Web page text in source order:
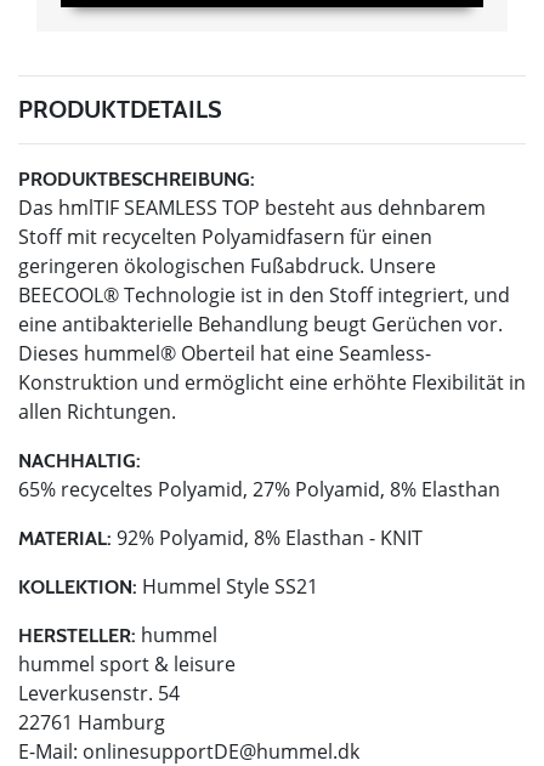
PRODUKTDETAILS
PRODUKTBESCHREIBUNG:
Das hmlTIF SEAMLESS TOP besteht aus dehnbarem
Stoff mit recycelten Polyamidfasern für einen
geringeren ökologischen Fußabdruck. Unsere
BEECOOL® Technologie ist in den Stoff integriert, und
eine antibakterielle Behandlung beugt Gerüchen vor.
Dieses hummel® Oberteil hat eine Seamless-
Konstruktion und ermöglicht eine erhöhte Flexibilität in
allen Richtungen.
NACHHALTIG:
65% recyceltes Polyamid, 27% Polyamid, 8% Elasthan
MATERIAL: 92% Polyamid, 8% Elasthan - KNIT
KOLLEKTION: Hummel Style SS21
HERSTELLER: hummel
hummel sport & leisure
Leverkusenstr. 54
22761 Hamburg
E-Mail: onlinesupportDE@hummel.dk